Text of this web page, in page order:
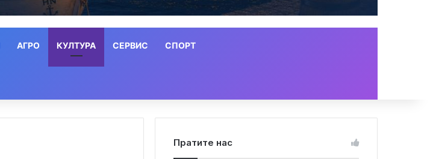
АГРО КУЛТУРА СЕРВИС СПОРТ
Пратите нас